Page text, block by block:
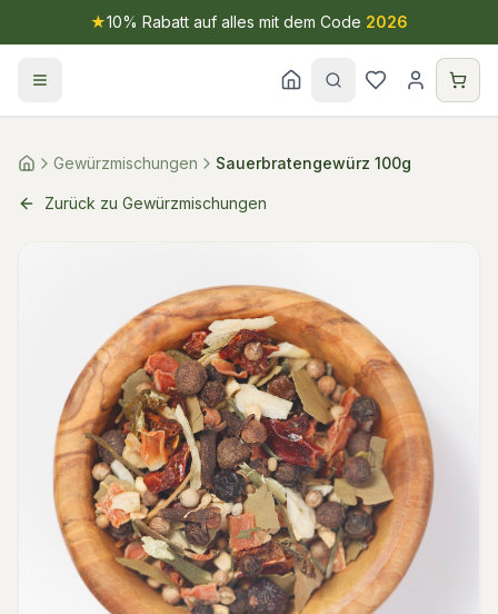
★10% Rabatt auf alles mit dem Code 2026
Gewürzmischungen Sauerbratengewürz 100g
Zurück zu Gewürzmischungen